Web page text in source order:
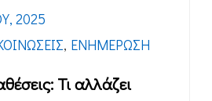
2025
, ΕΝΗΜΈΡΩΣΗ
Τι αλλάζει